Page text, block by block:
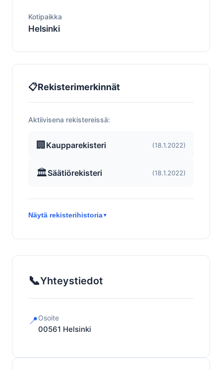
Kotipaikka
Helsinki
📋Rekisterimerkinnät
Aktiivisena rekistereissä:
🏢 Kaupparekisteri (18.1.2022)
🏛️Säätiörekisteri (18.1.2022)
Näytä rekisterihistoria▼
📞Yhteystiedot
📍Osoite
00561 Helsinki